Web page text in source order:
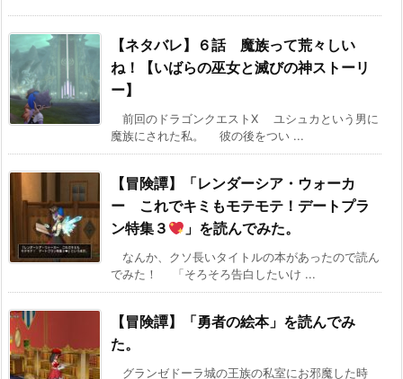
【ネタバレ】６話 魔族って荒々しい
ね！【いばらの巫女と滅びの神ストーリ
ー】
前回のドラゴンクエストX ユシュカという男に
魔族にされた私。 彼の後をつい ...
【冒険譚】「レンダーシア・ウォーカ
ー これでキミもモテモテ！デートプラ
ン特集３
」を読んでみた。
なんか、クソ長いタイトルの本があったので読ん
でみた！ 「そろそろ告白したいけ ...
【冒険譚】「勇者の絵本」を読んでみ
た。
グランゼドーラ城の王族の私室にお邪魔した時